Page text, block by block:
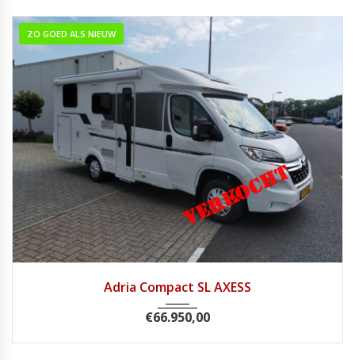
ZO GOED ALS NIEUW
Adria Compact SL AXESS
€66.950,00